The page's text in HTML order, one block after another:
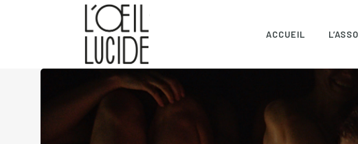
ACCUEIL L’ASSO